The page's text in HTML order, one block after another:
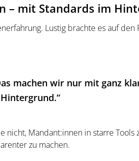
– mit Standards im
Lustig brachte es auf den
machen wir nur mit ganz
nicht, Mandant:innen in starre Tools
zu machen.